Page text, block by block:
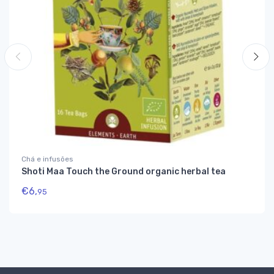
Chá e infusões
Shoti Maa Touch the Ground organic herbal tea
€6,95